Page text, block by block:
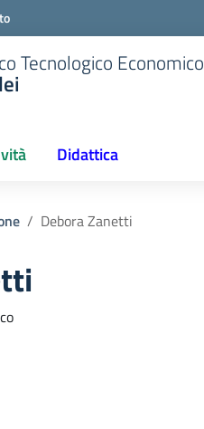
Tecnologico Economico
Didattica
Debora Zanetti